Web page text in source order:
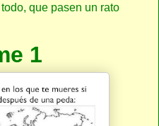
que pasen un rato
1